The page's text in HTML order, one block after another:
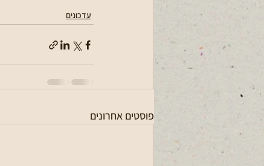
עדכונים
פוסטים אחרונים